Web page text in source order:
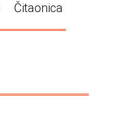
Čitaonica